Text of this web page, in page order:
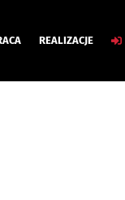
REALIZACJE